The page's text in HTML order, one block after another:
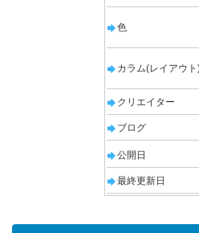
色
カラム(レイアウト
クリエイター
ブログ
公開日
最終更新日